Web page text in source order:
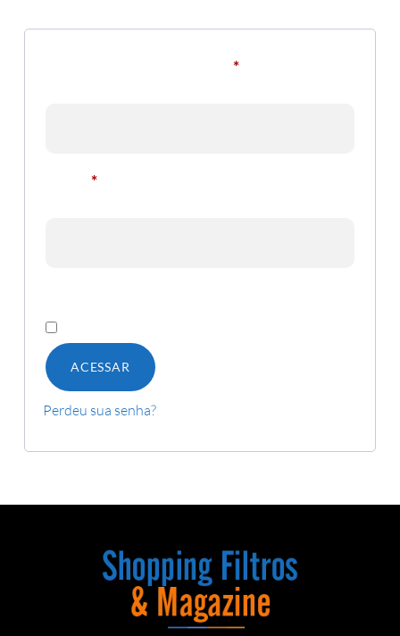
*
*
ACESSAR
Perdeu sua senha?